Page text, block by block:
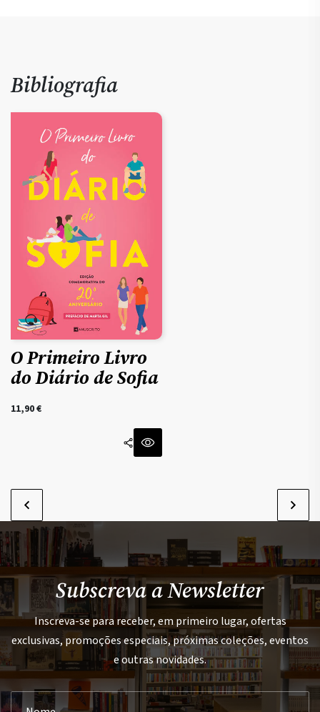
Bibliografia
O Primeiro Livro
do Diário de Sofia
11,90€
Subscreva a Newsletter
Inscreva-se para receber, em primeiro lugar, ofertas
exclusivas, promoções especiais, próximas coleções, eventos
e outras novidades.